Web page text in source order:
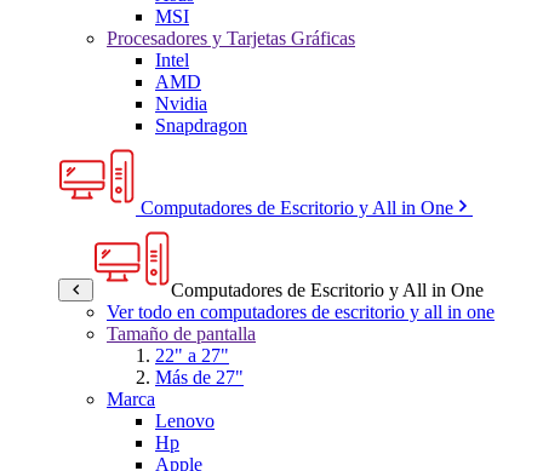
MSI
Procesadores y Tarjetas Gráficas
Intel
AMD
Nvidia
Snapdragon
Computadores de Escritorio y All in One
Computadores de Escritorio y All in One
Ver todo en computadores de escritorio y all in one
Tamaño de pantalla
22" a 27"
Más de 27"
Marca
Lenovo
Hp
Apple